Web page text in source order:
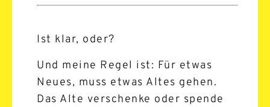
Ist klar, oder?
Und meine Regel ist: Für etwas
Neues, muss etwas Altes gehen.
Das Alte verschenke oder spende